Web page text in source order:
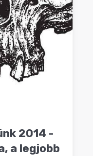
2014 -
a legjobb